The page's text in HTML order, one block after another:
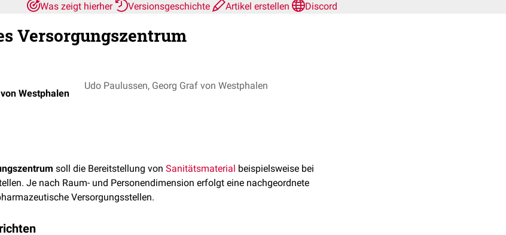
Was zeigt hierher
Versionsgeschichte Artikel erstellen Discord
Versorgungszentrum
Westphalen
Udo Paulussen, Georg Graf von Westphalen
soll die Bereitstellung von Sanitätsmaterial beispielsweise bei
Je nach Raum- und Personendimension erfolgt eine nachgeordnete
Versorgungsstellen.